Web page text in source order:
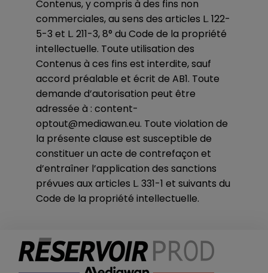
Contenus, y compris à des fins non
commerciales, au sens des articles L. 122-
5-3 et L. 211-3, 8° du Code de la propriété
intellectuelle. Toute utilisation des
Contenus à ces fins est interdite, sauf
accord préalable et écrit de AB1. Toute
demande d’autorisation peut être
adressée à : content-
optout@mediawan.eu. Toute violation de
la présente clause est susceptible de
constituer un acte de contrefaçon et
d’entraîner l’application des sanctions
prévues aux articles L. 331-1 et suivants du
Code de la propriété intellectuelle.